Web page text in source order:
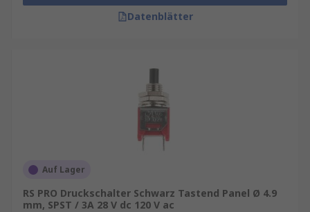
Datenblätter
Auf Lager
RS PRO Druckschalter Schwarz Tastend Panel Ø 4.9
mm, SPST / 3A 28 V dc 120 V ac